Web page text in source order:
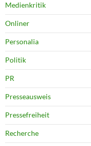
Medienkritik
Onliner
Personalia
Politik
PR
Presseausweis
Pressefreiheit
Recherche